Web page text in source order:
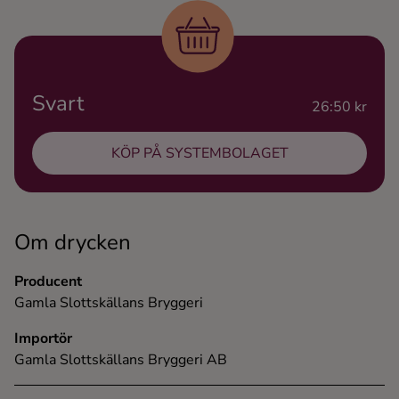
Om drycken
Producent
Gamla Slottskällans Bryggeri
Importör
Gamla Slottskällans Bryggeri AB
Svart 26:50 kr
KÖP PÅ SYSTEMBOLAGET